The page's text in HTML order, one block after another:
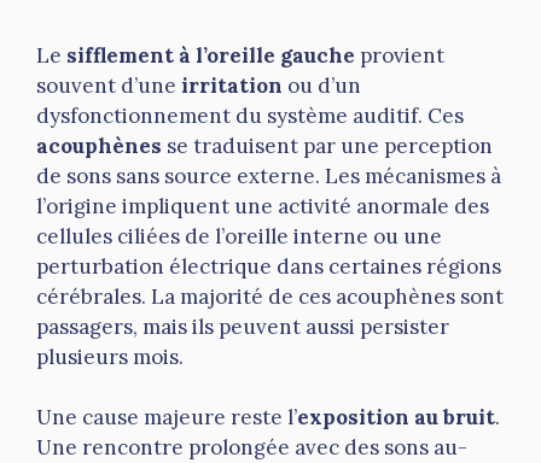
Le sifflement à l’oreille gauche provient
souvent d’une irritation ou d’un
dysfonctionnement du système auditif. Ces
acouphènes se traduisent par une perception
de sons sans source externe. Les mécanismes à
l’origine impliquent une activité anormale des
cellules ciliées de l’oreille interne ou une
perturbation électrique dans certaines régions
cérébrales. La majorité de ces acouphènes sont
passagers, mais ils peuvent aussi persister
plusieurs mois.
Une cause majeure reste l’exposition au bruit.
Une rencontre prolongée avec des sons au-